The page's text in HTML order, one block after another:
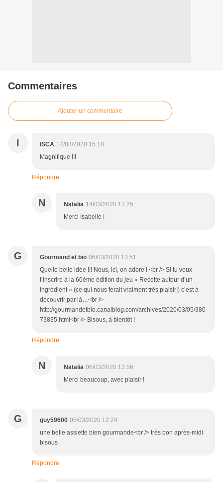
Commentaires
Ajouter un commentaire
I ISCA 14/03/2020 15:10
Magnifique !!!
Répondre
N Natalia 14/03/2020 17:25
Merci Isabelle !
G Gourmand et bio 06/03/2020 13:51
Quelle belle idée !!! Nous, ici, on adore ! <br /> Si tu veux
t’inscrire à la 60ème édition du jeu « Recette autour d’un
ingrédient » (ce qui nous ferait vraiment très plaisir!) c’est à
découvrir par là…<br />
http://gourmandetbio.canalblog.com/archives/2020/03/05/380
73835.html<br /> Bisous, à bientôt !
Répondre
N Natalia 06/03/2020 13:56
Merci beaucoup, avec plaisir !
G guy59600 05/03/2020 12:24
une belle assiette bien gourmande<br /> très bon après-midi
bisous
Répondre